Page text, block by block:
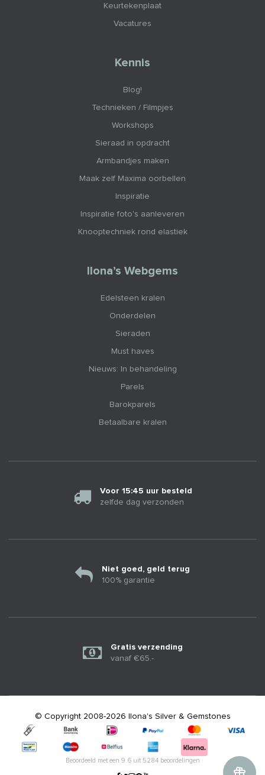
Keurtekenplaat
Vacatures
Kennis
Blog!
Technieken / Filmpjes
Workshops
Sieraad in opdracht
Armbandjes maken
Maak zelf Maxima oorbellen
Inspiratie
Inspiratie foto's aanleveren
Knooptechniek rond elastiek
Ilona’s Webgems
Edelsteen kralen
Onderdelen
Sieraden
Must haves
Nieuws: In behandeling
Parels
Barokparels
Betaalbare kralen
Voor 15:45 uur besteld
zelfde dag verzonden
Niet goed, geld terug
100% garantie
Gratis verzending
vanaf €65.-
© Copyright 2008-2026 Ilona's Silver & Gemstones
Beoordeeld met een 9.6uit 5284beoordelingen